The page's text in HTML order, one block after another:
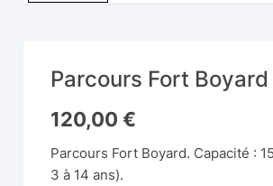
Parcours Fort Boyard
120,00 €
Parcours Fort Boyard. Capacité :
3 à 14 ans).